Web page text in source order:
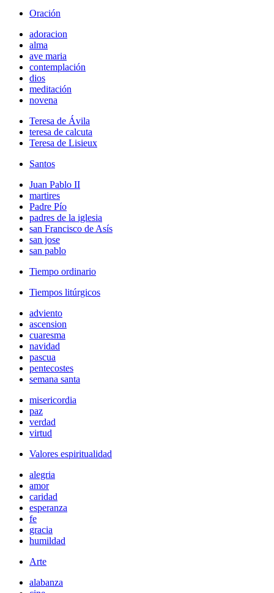
Oración
adoracion
alma
ave maria
contemplación
dios
meditación
novena
Teresa de Ávila
teresa de calcuta
Teresa de Lisieux
Santos
Juan Pablo II
martires
Padre Pío
padres de la iglesia
san Francisco de Asís
san jose
san pablo
Tiempo ordinario
Tiempos litúrgicos
adviento
ascension
cuaresma
navidad
pascua
pentecostes
semana santa
misericordia
paz
verdad
virtud
Valores espiritualidad
alegria
amor
caridad
esperanza
fe
gracia
humildad
Arte
alabanza